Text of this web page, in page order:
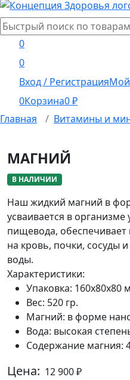
0
0
Вход / РегистрацияМой
0Корзина0₽
Главная
Витамины и
МАГНИЙ
В НАЛИЧИИ
Наш жидкий магний в
усваивается в
пищевода,
на кровь, почки, сосуды
воды.
Характеристики:
Упаковка: 160х80х80
Вес: 520 гр.
Магний: в форме
Вода: высокая
Содержание магния:
Цена: 12 900₽